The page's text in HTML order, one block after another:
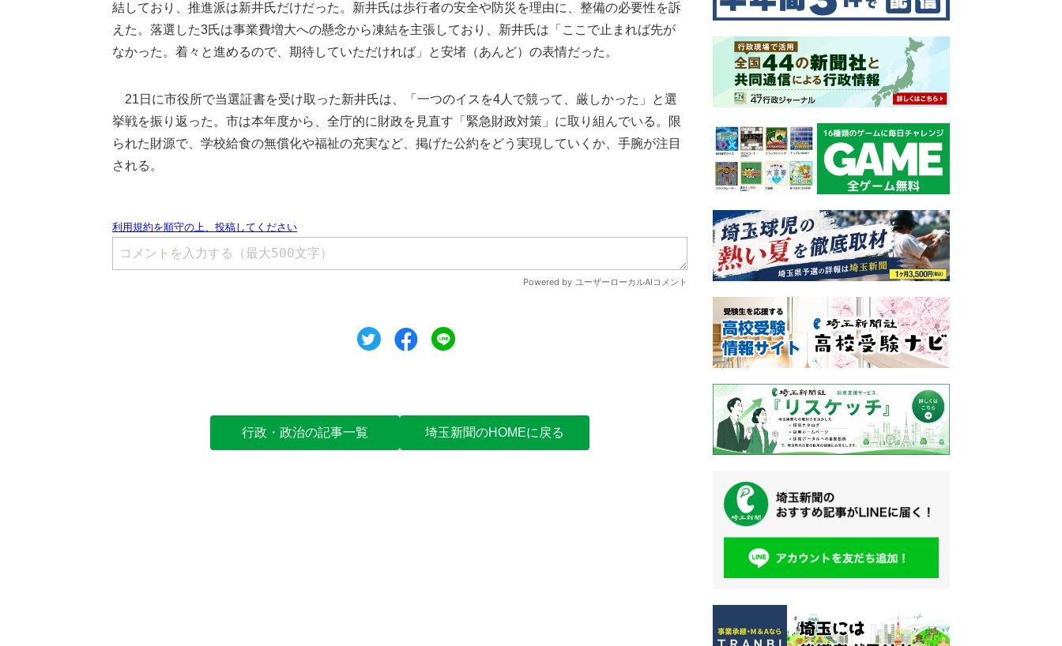
結しており、推進派は新井氏だけだった。新井氏は歩行者の安全や防災を理由に、整備の必要性を訴
えた。落選した3氏は事業費増大への懸念から凍結を主張しており、新井氏は「ここで止まれば先が
なかった。着々と進めるので、期待していただければ」と安堵（あんど）の表情だった。
21日に市役所で当選証書を受け取った新井氏は、「一つのイスを4人で競って、厳しかった」と選
挙戦を振り返った。市は本年度から、全庁的に財政を見直す「緊急財政対策」に取り組んでいる。限
られた財源で、学校給食の無償化や福祉の充実など、掲げた公約をどう実現していくか、手腕が注目
される。
ツイートシェア
行政・政治の記事一覧 埼玉新聞のHOMEに戻る